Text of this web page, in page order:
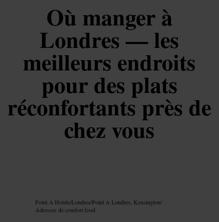
Où manger à
Londres — les
meilleurs endroits
pour des plats
réconfortants près de
chez vous
Point A Hotels/Londres/Point A Londres, Kensington/
Adresses de comfort food